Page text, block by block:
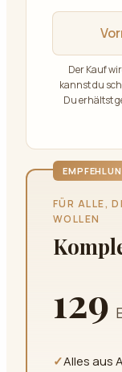
Der Kauf
kannst du
Du erhältst
FÜR ALLE,
WOLLEN
129
✓Alles aus